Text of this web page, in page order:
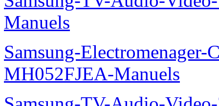
Manuels
Samsung-Electromenager-
MH052FJEA-Manuels